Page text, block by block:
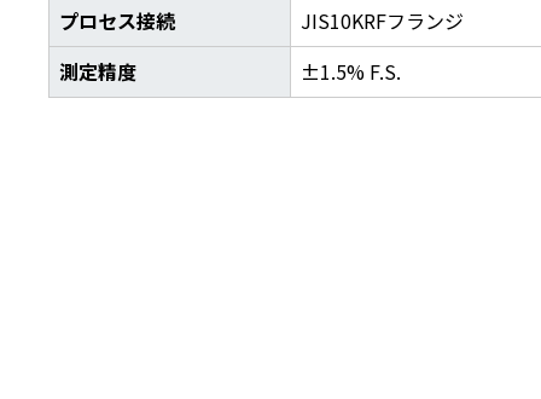
プロセス接続
JIS10KRFフランジ
測定精度
±1.5% F.S.